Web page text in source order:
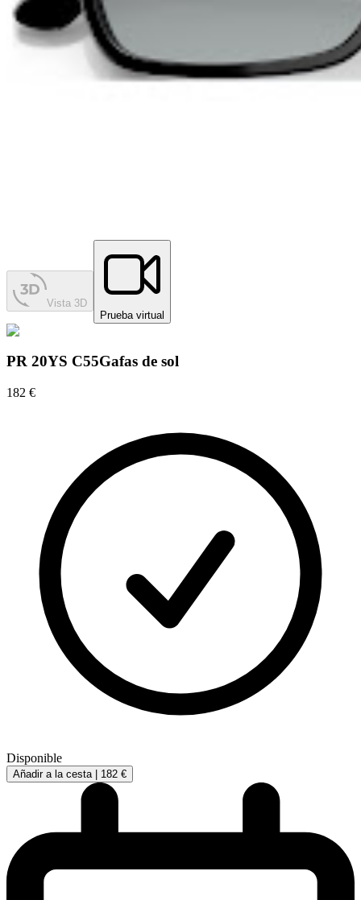
Vista 3D
Prueba virtual
PR 20YS C55Gafas de sol
182 €
Disponible
Añadir a la cesta | 182 €